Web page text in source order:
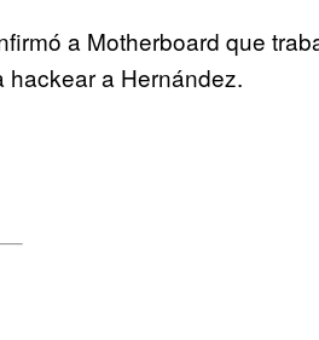
a Motherboard que
hackear a Hernández.